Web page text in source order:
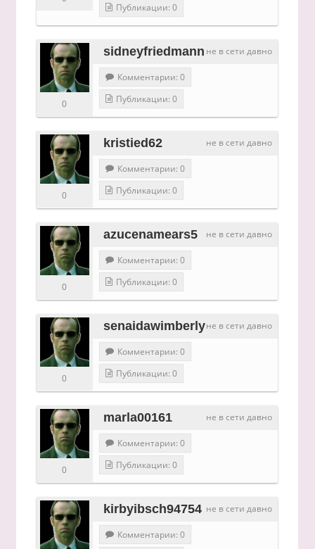
Публикации: 0
не в сети давно
sidneyfriedmann
0
Комментарии: 0
Публикации: 0
не в сети давно
kristied62
0
Комментарии: 0
Публикации: 0
не в сети давно
azucenamears5
0
Комментарии: 0
Публикации: 0
не в сети давно
senaidawimberly
0
Комментарии: 0
Публикации: 0
не в сети давно
marla00161
0
Комментарии: 0
Публикации: 0
не в сети давно
kirbyibsch94754
Комментарии: 0